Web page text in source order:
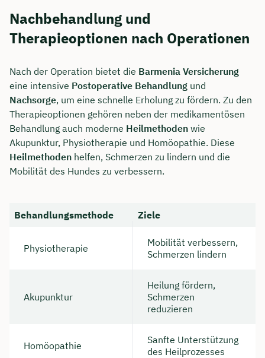
Nachbehandlung und
Therapieoptionen nach Operationen
Nach der Operation bietet die Barmenia Versicherung
eine intensive Postoperative Behandlung und
Nachsorge, um eine schnelle Erholung zu fördern. Zu den
Therapieoptionen gehören neben der medikamentösen
Behandlung auch moderne Heilmethoden wie
Akupunktur, Physiotherapie und Homöopathie. Diese
Heilmethoden helfen, Schmerzen zu lindern und die
Mobilität des Hundes zu verbessern.
Behandlungsmethode Ziele
Physiotherapie
Mobilität verbessern,
Schmerzen lindern
Akupunktur
Heilung fördern,
Schmerzen
reduzieren
Homöopathie
Sanfte Unterstützung
des Heilprozesses